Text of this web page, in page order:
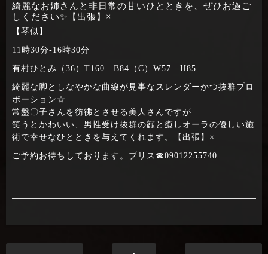
綺麗なお姉さんと非日常の甘いひとときを、ぜひお過ご
しください✨【出張】×
【琴似】
11時30分‐16時30分
有村ひとみ（36）T160 B84（C）W57 H85
綺麗な脚としなやかな曲線が見事なスレンダーかつ抜群プロ
ポーション☆
常盤〇子さんを彷彿とさせる美人さんですが
笑うとかわいい、男性受け抜群の顔と癒しオーラの優しい施
術で幸せなひとときを与えてくれます。【出張】×
ご予約お待ちしております。ブリス☎09012255740